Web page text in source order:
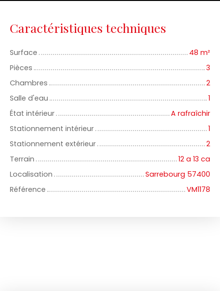
Caractéristiques techniques
Surface 48 m²
Pièces
3
Chambres
2
Salle d'eau
1
État intérieur
A rafraîchir
Stationnement intérieur
1
Stationnement extérieur
2
Terrain
12 a 13 ca
Localisation
Sarrebourg 57400
Référence
VM1178